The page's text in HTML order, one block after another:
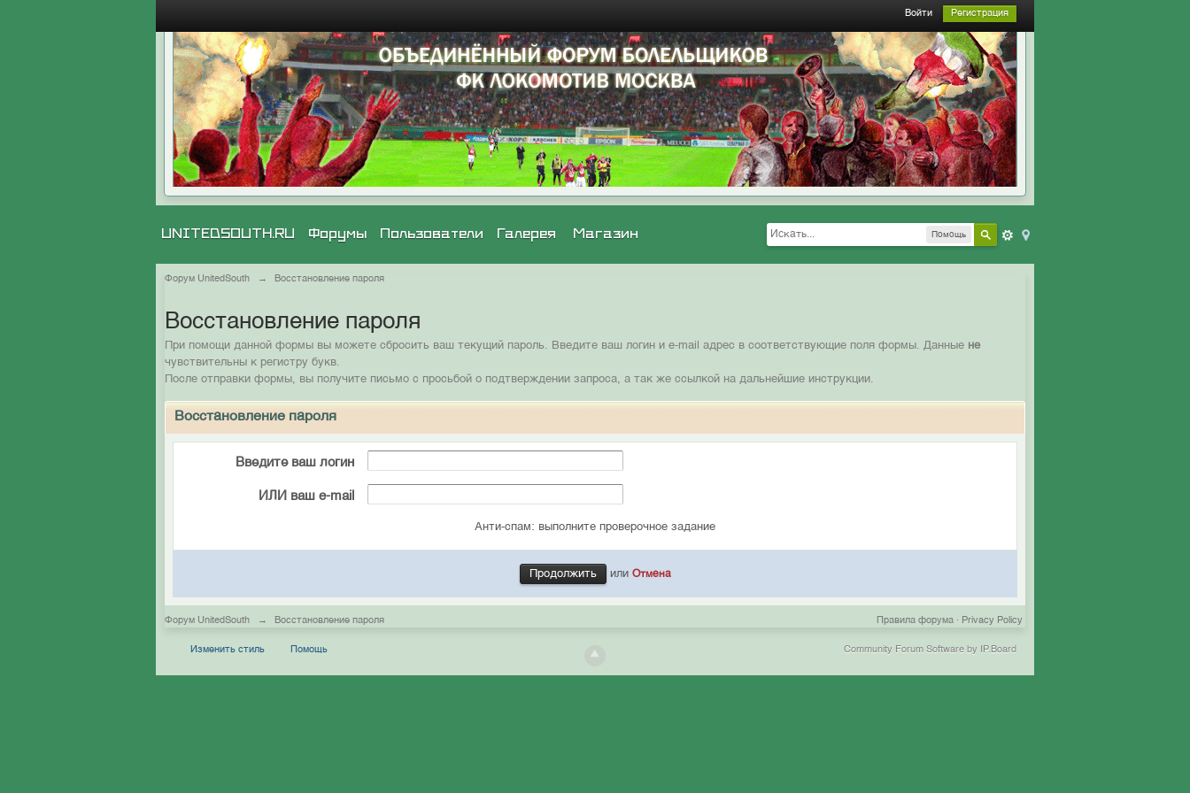
Войти Регистрация
Помощь
UNITEDSOUTH.RU Галерея Магазин
Форумы Пользователи
Форум UnitedSouth → Восстановление пароля
Восстановление пароля
При помощи данной формы вы можете сбросить ваш текущий пароль. Введите ваш логин и e-mail адрес в соответствующие поля формы. Данные не
чувствительны к регистру букв.
После отправки формы, вы получите письмо с просьбой о подтверждении запроса, а так же ссылкой на дальнейшие инструкции.
Восстановление пароля
Введите ваш логин
ИЛИ ваш e-mail
Анти-спам: выполните проверочное задание
или Отмена
Форум UnitedSouth → Восстановление пароля Privacy Policy
Правила форума ·
Изменить стиль Помощь Community Forum Software by IP.Board